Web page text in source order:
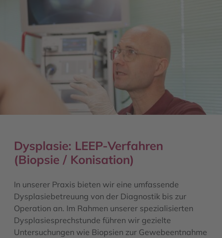
Dysplasie: LEEP-Verfahren
(Biopsie / Konisation)
In unserer Praxis bieten wir eine umfassende
Dysplasiebetreuung von der Diagnostik bis zur
Operation an. Im Rahmen unserer spezialisierten
Dysplasiesprechstunde führen wir gezielte
Untersuchungen wie Biopsien zur Gewebeentnahme